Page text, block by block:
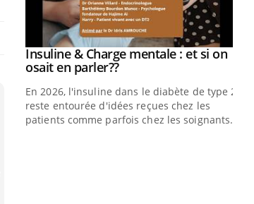
Youtube
Insuline & Charge mentale : et si on
osait en parler??Youtube
En 2026, l'insuline dans le diabète de type 2
reste entourée d'idées reçues chez les
patients comme parfois chez les soignants.